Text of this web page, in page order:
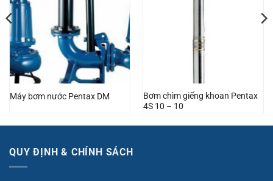
Máy bơm nước Pentax DM
Bơm chìm giếng khoan Pentax
4S 10 – 10
QUY ĐỊNH & CHÍNH SÁCH